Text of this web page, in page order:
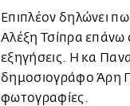
Επιπλέον δηλώνει
Αλέξη Τσίπρα επάνω
εξηγήσεις. H κα
δημοσιογράφο Άρη
φωτογραφίες.